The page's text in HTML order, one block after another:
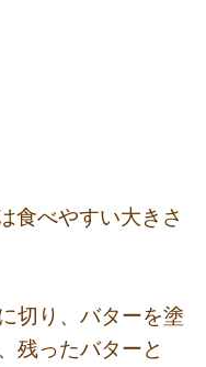
食べやすい大きさ
切り、バターを塗
残ったバターと